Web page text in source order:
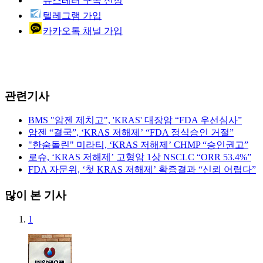
텔레그램 가입
카카오톡 채널 가입
관련기사
BMS "암젠 제치고", 'KRAS' 대장암 “FDA 우선심사”
암젠 “결국”, ‘KRAS 저해제’ “FDA 정식승인 거절”
"한숨돌린" 미라티, ‘KRAS 저해제’ CHMP “승인권고”
로슈, ‘KRAS 저해제’ 고형암 1상 NSCLC “ORR 53.4%”
FDA 자문위, ‘첫 KRAS 저해제’ 확증결과 “신뢰 어렵다”
많이 본 기사
1